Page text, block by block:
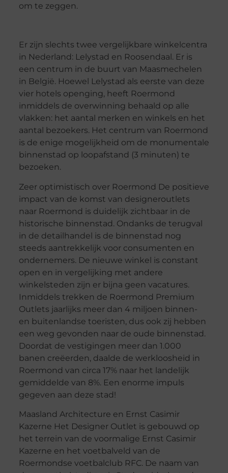
om te zeggen.
Er zijn slechts twee vergelijkbare winkelcentra
in Nederland: Lelystad en Roosendaal. Er is
een centrum in de buurt van Maasmechelen
in België. Hoewel Lelystad als eerste van deze
vier hotels openging, heeft Roermond
inmiddels de overwinning behaald op alle
vlakken: het aantal merken en winkels en het
aantal bezoekers. Het centrum van Roermond
is de enige mogelijkheid om de monumentale
binnenstad op loopafstand (3 minuten) te
bezoeken.
Zeer optimistisch over Roermond De positieve
impact van de komst van designeroutlets
naar Roermond is duidelijk zichtbaar in de
historische binnenstad. Ondanks de terugval
in de detailhandel is de binnenstad nog
steeds aantrekkelijk voor consumenten en
ondernemers. De nieuwe winkel is constant
open en in vergelijking met andere
winkelsteden zijn er bijna geen vacatures.
Inmiddels trekken de Roermond Premium
Outlets jaarlijks meer dan 4 miljoen binnen-
en buitenlandse toeristen, dus ook zij hebben
een weg gevonden naar de oude binnenstad.
Doordat de vestigingen meer dan 1.000
banen creëerden, daalde de werkloosheid in
Roermond van circa 17% naar het landelijk
gemiddelde van 8%. Een enorme impuls
gegeven aan deze stad!
Maasland Architecture en Ernst Casimir
Kazerne Het Designer Outlet is gebouwd op
het terrein van de voormalige Ernst Casimir
Kazerne en het voetbalveld van de
Roermondse voetbalclub RFC. De naam van